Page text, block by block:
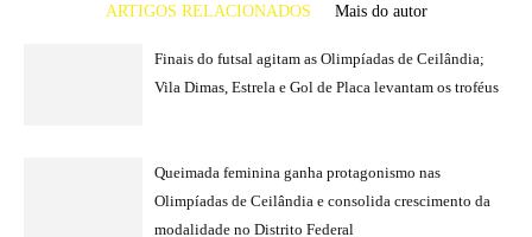
ARTIGOS RELACIONADOS Mais do autor
Finais do futsal agitam as Olimpíadas de Ceilândia;
Vila Dimas, Estrela e Gol de Placa levantam os troféus
Queimada feminina ganha protagonismo nas
Olimpíadas de Ceilândia e consolida crescimento da
modalidade no Distrito Federal